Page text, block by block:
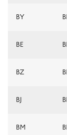
BY
BE
BZ
BJ
BM